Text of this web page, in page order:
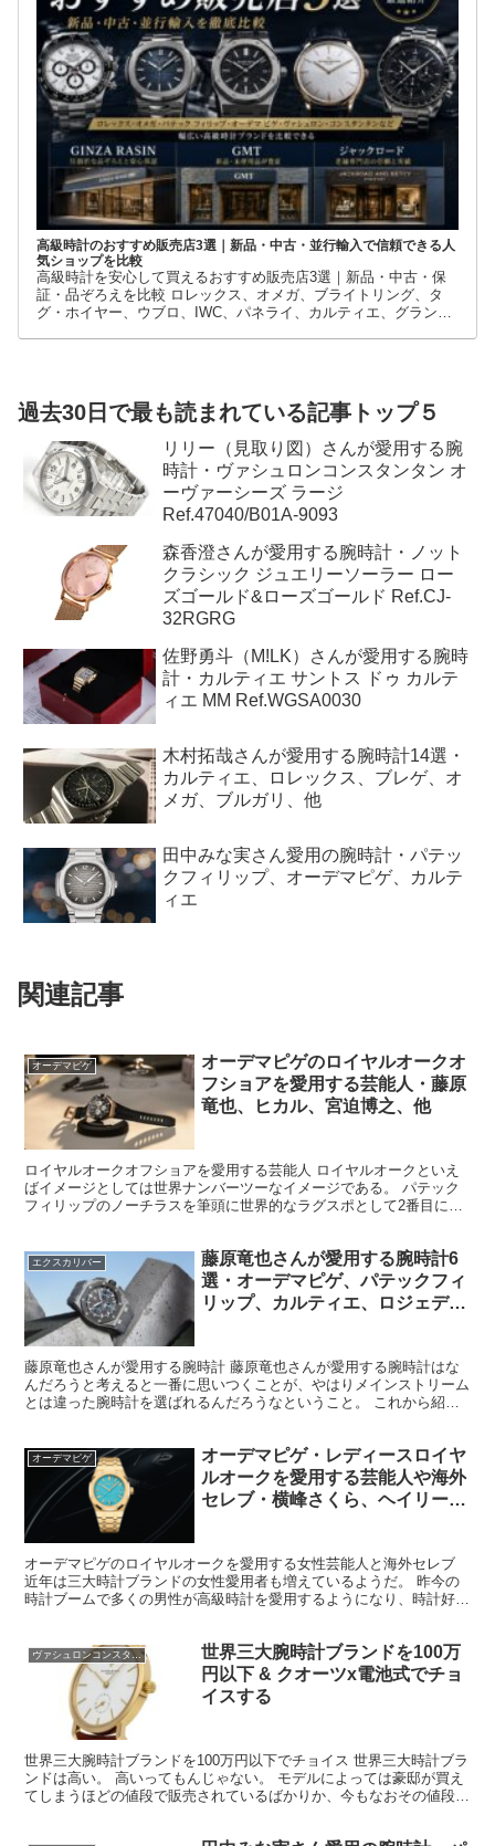
高級時計のおすすめ販売店3選｜新品・中古・並行輸入で信頼できる人
気ショップを比較
高級時計を安心して買えるおすすめ販売店3選｜新品・中古・保
証・品ぞろえを比較 ロレックス、オメガ、ブライトリング、タ
グ・ホイヤー、ウブロ、IWC、パネライ、カルティエ、グランド
過去30日で最も読まれている記事トップ５
リリー（見取り図）さんが愛用する腕
時計・ヴァシュロンコンスタンタン オ
ーヴァーシーズ ラージ
Ref.47040/B01A-9093
森香澄さんが愛用する腕時計・ノット
クラシック ジュエリーソーラー ロー
ズゴールド&ローズゴールド Ref.CJ-
32RGRG
佐野勇斗（M!LK）さんが愛用する腕時
計・カルティエ サントス ドゥ カルテ
ィエ MM Ref.WGSA0030
木村拓哉さんが愛用する腕時計14選・
カルティエ、ロレックス、ブレゲ、オ
メガ、ブルガリ、他
田中みな実さん愛用の腕時計・パテッ
クフィリップ、オーデマピゲ、カルテ
ィエ
関連記事
オーデマピゲ
オーデマピゲのロイヤルオークオ
フショアを愛用する芸能人・藤原
竜也、ヒカル、宮迫博之、他
ロイヤルオークオフショアを愛用する芸能人 ロイヤルオークといえ
ばイメージとしては世界ナンバーツーなイメージである。 パテック
フィリップのノーチラスを筆頭に世界的なラグスポとして2番目に格
エクスカリバー
藤原竜也さんが愛用する腕時計6
選・オーデマピゲ、パテックフィ
リップ、カルティエ、ロジェデュ
藤原竜也さんが愛用する腕時計 藤原竜也さんが愛用する腕時計はな
んだろうと考えると一番に思いつくことが、やはりメインストリーム
とは違った腕時計を選ばれるんだろうなということ。 これから紹介
オーデマピゲ
オーデマピゲ・レディースロイヤ
ルオークを愛用する芸能人や海外
セレブ・横峰さくら、ヘイリービ
オーデマピゲのロイヤルオークを愛用する女性芸能人と海外セレブ
近年は三大時計ブランドの女性愛用者も増えているようだ。 昨今の
時計ブームで多くの男性が高級時計を愛用するようになり、時計好き
ヴァシュロンコンスタンタン
世界三大腕時計ブランドを100万
円以下 & クオーツx電池式でチョ
イスする
世界三大腕時計ブランドを100万円以下でチョイス 世界三大時計ブラ
ンドは高い。 高いってもんじゃない。 モデルによっては豪邸が買え
てしまうほどの値段で販売されているばかりか、今もなおその値段は